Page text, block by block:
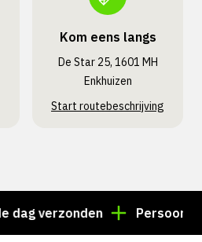
Kom eens langs
De Star 25, 1601 MH
Enkhuizen
Start routebeschrijving
verzonden Persoonlijk